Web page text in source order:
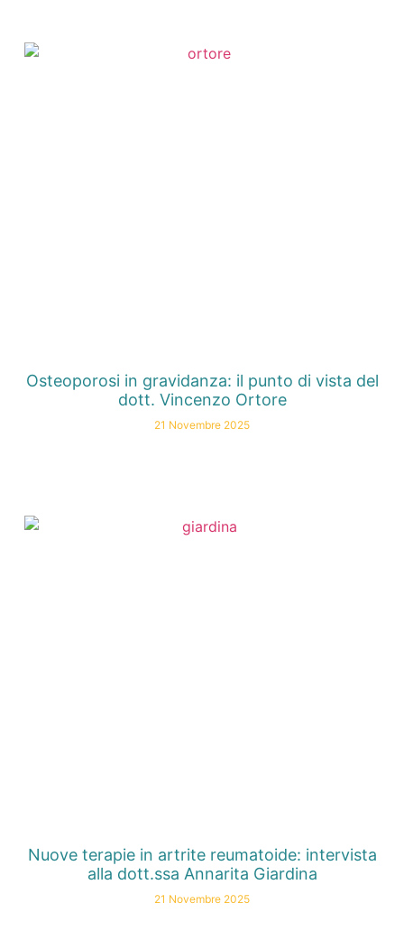
Osteoporosi in gravidanza: il punto di vista del
dott. Vincenzo Ortore
21 Novembre 2025
Nuove terapie in artrite reumatoide: intervista
alla dott.ssa Annarita Giardina
21 Novembre 2025